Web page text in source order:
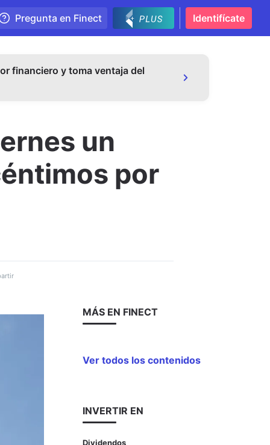
Pregunta en Finect Identifícate
financiero y toma ventaja del
un
por
MÁS EN FINECT
Ver todos los contenidos
INVERTIR EN
Dividendos